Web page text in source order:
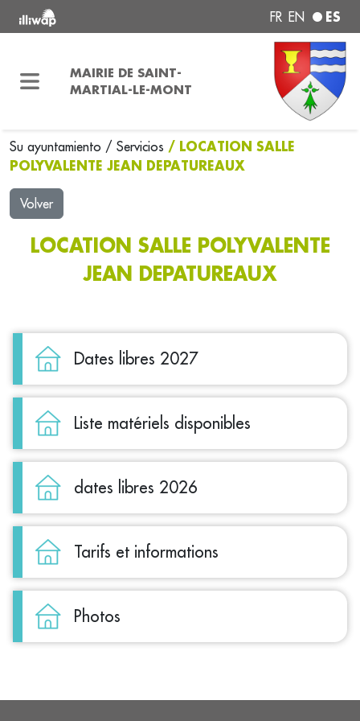
FR EN ES
MAIRIE DE SAINT-
MARTIAL-LE-MONT
Su ayuntamiento / Servicios / LOCATION SALLE
POLYVALENTE JEAN DEPATUREAUX
Volver
LOCATION SALLE POLYVALENTE
JEAN DEPATUREAUX
Dates libres 2027
Liste matériels disponibles
dates libres 2026
Tarifs et informations
Photos